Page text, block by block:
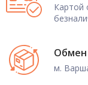
Картой
Обмен
м.